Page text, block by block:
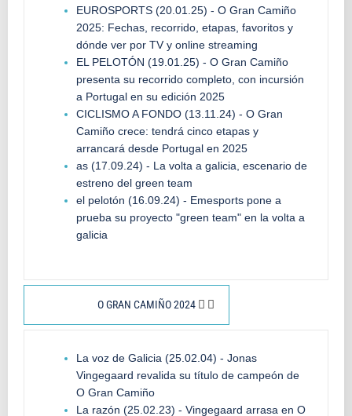
EUROSPORTS (20.01.25) - O Gran Camiño
2025: Fechas, recorrido, etapas, favoritos y
dónde ver por TV y online streaming
EL PELOTÓN (19.01.25) - O Gran Camiño
presenta su recorrido completo, con incursión
a Portugal en su edición 2025
CICLISMO A FONDO (13.11.24) - O Gran
Camiño crece: tendrá cinco etapas y
arrancará desde Portugal en 2025
as (17.09.24) - La volta a galicia, escenario de
estreno del green team
el pelotón (16.09.24) - Emesports pone a
prueba su proyecto "green team" en la volta a
galicia
O GRAN CAMIÑO 2024
La voz de Galicia (25.02.04) - Jonas
Vingegaard revalida su título de campeón de
O Gran Camiño
La razón (25.02.23) - Vingegaard arrasa en O